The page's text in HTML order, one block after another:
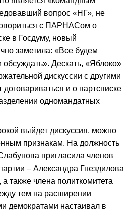
вопрос «НГ», не
с ПАРНАСом о
в Госдуму, новый
заметила: «Все будем
обсуждать». Дескать, «Яблоко»
дискуссии с другими
и о партсписке
одномандатных
выйдет дискуссия, можно
признакам. На должность
пригласила членов
– Александра Гнездилова
также члена политкомитета
тем на расширении
демократами настаивал в